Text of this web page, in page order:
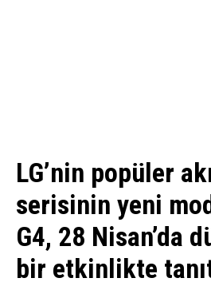
LG’nin popüler
serisinin yeni
G4, 28 Nisan’da
bir etkinlikte